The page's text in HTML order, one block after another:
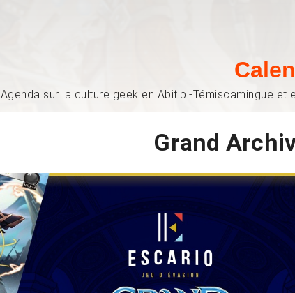
Agenda sur la culture geek en Abitibi-Témiscamingue
Grand